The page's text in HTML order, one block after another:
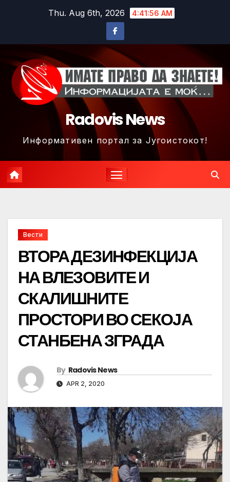
Thu. Aug 6th, 2026 4:41:59 AM
Radovis News
Информативен портал за Југоистокот!
Вести
ВТОРА ДЕЗИНФЕКЦИЈА
НА ВЛЕЗОВИТЕ И
СКАЛИШНИТЕ
ПРОСТОРИ ВО СЕКОЈА
СТАНБЕНА ЗГРАДА
By Radovis News
APR 2, 2020